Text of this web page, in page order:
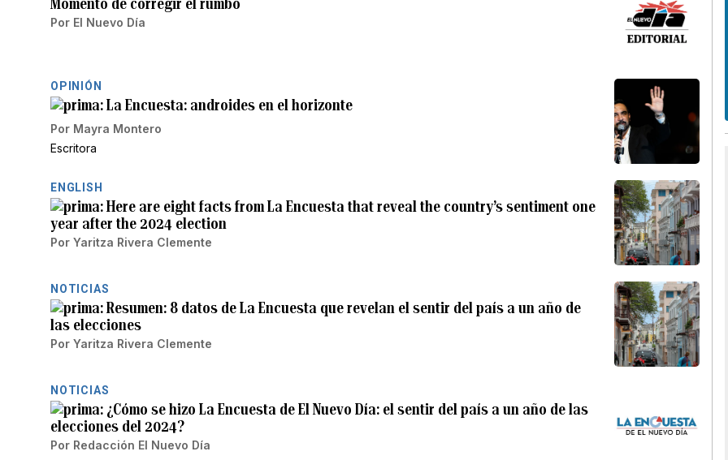
Momento de corregir el rumbo
Por El Nuevo Día
OPINIÓN
La Encuesta: androides en el horizonte
Por Mayra Montero
Escritora
ENGLISH
Here are eight facts from La Encuesta that reveal the country’s sentiment one
year after the 2024 election
Por Yaritza Rivera Clemente
NOTICIAS
Resumen: 8 datos de La Encuesta que revelan el sentir del país a un año de
las elecciones
Por Yaritza Rivera Clemente
NOTICIAS
¿Cómo se hizo La Encuesta de El Nuevo Día: el sentir del país a un año de las
elecciones del 2024?
Por Redacción El Nuevo Día